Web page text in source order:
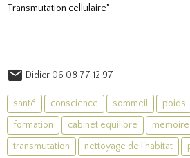
Transmutation cellulaire"
Didier 06 08 77 12 97
santé conscience sommeil poids
formation
cabinet equilibre
transmutation
nettoyage de l'habitat